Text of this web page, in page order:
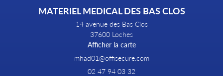
MATERIEL MEDICAL DES BAS CLOS
14 avenue des Bas Clos
37600 Loches
Afficher la carte
02 47 94 03 32